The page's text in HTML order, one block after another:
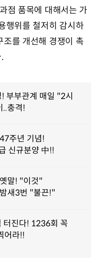
점 품목에 대해서는 가
행위를 철저히 감시하
조를 개선해 경쟁이 촉